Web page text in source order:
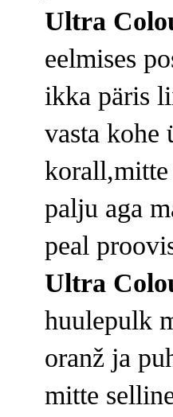
Ultra
eelmises
ikka päris
vasta kohe
korall,mitte
palju aga
peal
Ultra
huulepulk
oranž ja
mitte